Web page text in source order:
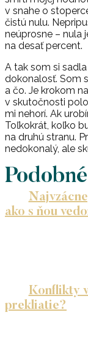
v snahe o
čistú nulu.
neúprosne – nula
na desať percent.
A tak som si
dokonalosť. Som
a čo. Je krokom
v skutočnosti
mi nehorí. Ak
Toľkokrát, koľko
na druhú stranu.
nedokonalý, ale
ako s ňou
Konflikty
prekliatie?